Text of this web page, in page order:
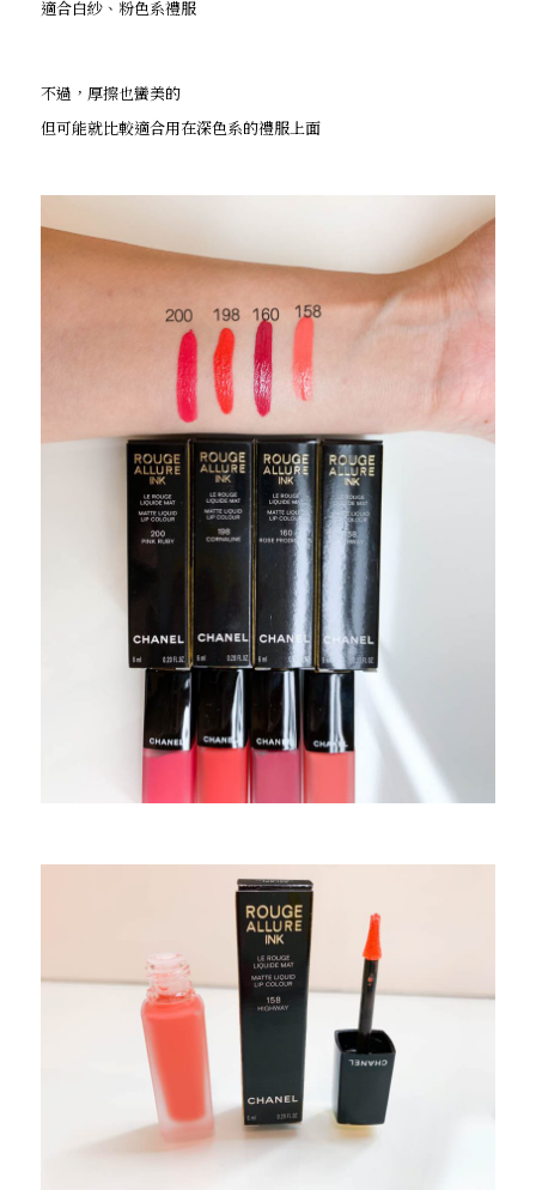
適合白紗、粉色系禮服
不過，厚擦也蠻美的
但可能就比較適合用在深色系的禮服上面